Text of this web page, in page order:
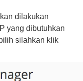
dilakukan
yang dibutuhkan
silahkan klik